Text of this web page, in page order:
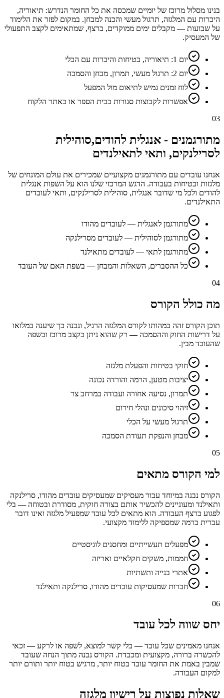
בנינו מסלול מרוכז של יומיים שמכסה את כל החומר הנדרש: תיאוריה,
היכרות עם המלגזה, תרגול מעשי והכנה למבחן. במקום לפזר את הלימוד
על שבועות — מקבלים ימים ממוקדים, ברצף, שמתאימים לקצב התפעולי
של המעסיק.
יום 1: תיאוריה, בטיחות והיכרות עם הכלי
יום 2: תרגול מעשי, תמרון, מבחן והסמכה
לוח זמנים גמיש לתיאום מול המפעל
אפשרות לקבוצות סגורות בבית הספר או באתר הלקוח
03
מתורגמנים - אנגלית להודים,סוהילית
לסרילנקים, ותאי לתאילנדים
אנחנו עובדים עם מתורגמנים מקצועיים שמכירים את עולם המונחים של
מלגזות ובטיחות בעבודה. הדגש המרכזי שלנו הוא על השפות אנגלית
להודים ולכל מי שדובר אנגלית, סוהילית לסרילנקים, ותאי לעובדים
התאילנדים.
מתורגמן לאנגלית — לעובדים מהודו
מתורגמן לסוהילית — לעובדים מסרילנקה
מתורגמן לתאי — לעובדים מתאילנד
כל ההסברים, השאלות והמבחן — בשפת האם של העובד
04
מה כולל הקורס
תוכן הקורס זהה במהותו לקורס המלגזה הרגיל, ונבנה כך שיענה במלואו
על דרישות החוק וההסמכה — רק שהוא ניתן בקצב מרוכז ובשפה
שהעובד מבין.
חוקי בטיחות והפעלת מלגזה
יציבות מטען, הרמה והורדה נכונה
תמרון, נסיעה אחורה ועבודה במרחב צר
זיהוי סיכונים ונהלי חירום
תרגול מעשי על הכלי
מבחן והנפקת תעודת הסמכה
05
למי הקורס מתאים
הקורס נבנה במיוחד עבור מעסיקים שמעסיקים עובדים מהודו, סרילנקה
ותאילנד ומעוניינים להכשיר אותם בצורה חוקית, מסודרת ובטוחה — בלי
לפגוע ברצף העבודה. הוא מתאים לכל עובד שמפעיל מלגזה ואינו דובר
עברית ברמה שמספיקה ללימוד מקצועי.
מפעלים תעשייתיים ומחסנים לוגיסטיים
חממות, משקים חקלאיים ואריזה
אתרי בנייה ותשתיות
חברות שמעסיקות עובדים מהודו, סרילנקה ותאילנד
06
יחס שווה לכל עובד
אנחנו מאמינים שכל עובד — בלי קשר למוצא, לשפה או לרקע — זכאי
להכשרה ברורה, מקצועית ומכבדת. הקורס נבנה מתוך הנחה שעובד
שמבין באמת את החומר עובד בטוח יותר, מרגיש בטוח יותר ותורם יותר
למקום העבודה.
שאלות נפוצות על רישיון מלגזה